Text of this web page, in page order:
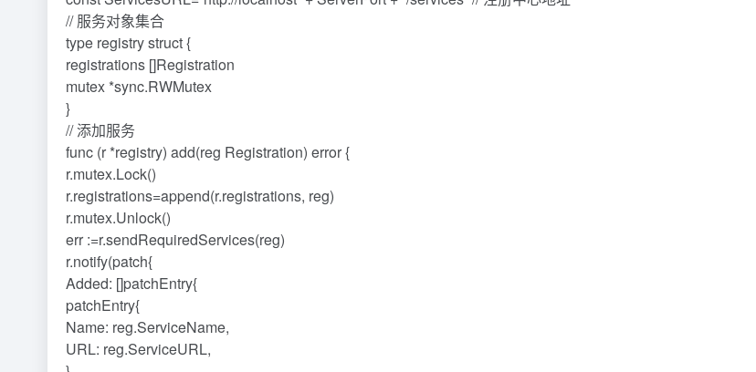
// 服务对象集合
type registry struct {
registrations []Registration
mutex *sync.RWMutex
}
// 添加服务
func (r *registry) add(reg Registration) error {
r.mutex.Lock()
r.registrations=append(r.registrations, reg)
r.mutex.Unlock()
err :=r.sendRequiredServices(reg)
r.notify(patch{
Added: []patchEntry{
patchEntry{
Name: reg.ServiceName,
URL: reg.ServiceURL,